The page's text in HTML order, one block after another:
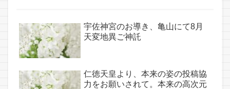
宇佐神宮のお導き、亀山にて8月
天変地異ご神託
仁徳天皇より、本来の姿の投稿協
力をお願いされて。本来の高次元